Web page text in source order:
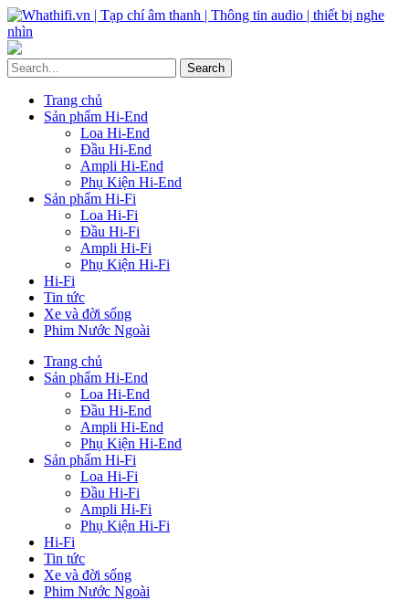
Trang chủ
Sản phẩm Hi-End
Loa Hi-End
Đầu Hi-End
Ampli Hi-End
Phụ Kiện Hi-End
Sản phẩm Hi-Fi
Loa Hi-Fi
Đầu Hi-Fi
Ampli Hi-Fi
Phụ Kiện Hi-Fi
Hi-Fi
Tin tức
Xe và đời sống
Phim Nước Ngoài
Trang chủ
Sản phẩm Hi-End
Loa Hi-End
Đầu Hi-End
Ampli Hi-End
Phụ Kiện Hi-End
Sản phẩm Hi-Fi
Loa Hi-Fi
Đầu Hi-Fi
Ampli Hi-Fi
Phụ Kiện Hi-Fi
Hi-Fi
Tin tức
Xe và đời sống
Phim Nước Ngoài